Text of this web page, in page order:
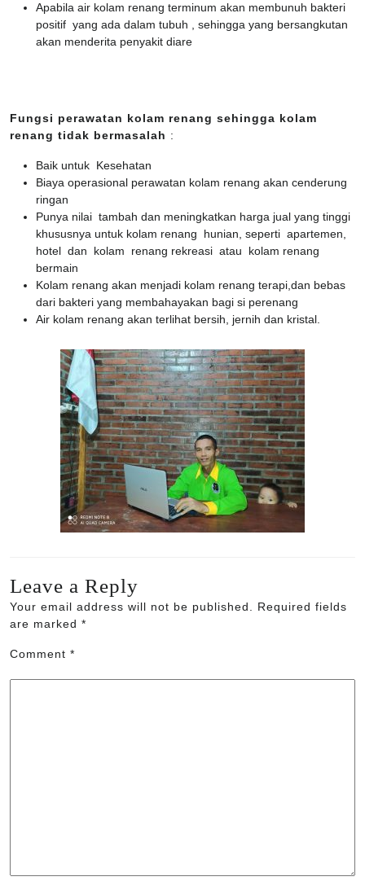
Apabila air kolam renang terminum akan membunuh bakteri
positif yang ada dalam tubuh , sehingga yang bersangkutan
akan menderita penyakit diare
Fungsi perawatan kolam renang sehingga kolam
renang tidak bermasalah :
Baik untuk Kesehatan
Biaya operasional perawatan kolam renang akan cenderung
ringan
Punya nilai tambah dan meningkatkan harga jual yang tinggi
khususnya untuk kolam renang hunian, seperti apartemen,
hotel dan kolam renang rekreasi atau kolam renang
bermain
Kolam renang akan menjadi kolam renang terapi,dan bebas
dari bakteri yang membahayakan bagi si perenang
Air kolam renang akan terlihat bersih, jernih dan kristal.
Leave a Reply
Your email address will not be published.
Required fields
are marked *
Comment *